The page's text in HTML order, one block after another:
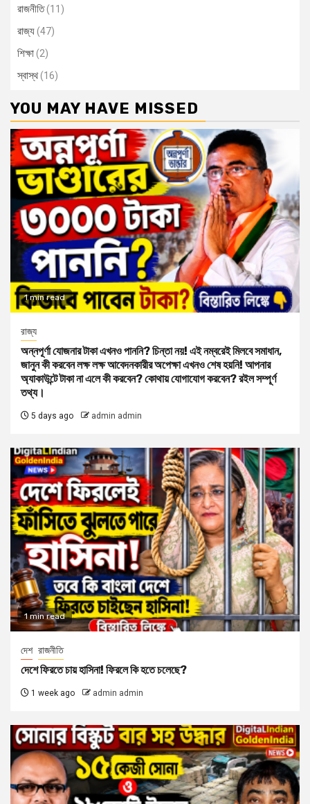
রাজনীতি(11)
রাজ্য(47)
শিক্ষা(2)
স্বাস্থ(16)
YOU MAY HAVE MISSED
1 min read
রাজ্য
অন্নপূর্ণা যোজনার টাকা এখনও পাননি? চিন্তা নয়! এই নম্বরেই মিলবে সমাধান,
জানুন কী করবেন লক্ষ লক্ষ আবেদনকারীর অপেক্ষা এখনও শেষ হয়নি! আপনার
অ্যাকাউন্টে টাকা না এলে কী করবেন? কোথায় যোগাযোগ করবেন? রইল সম্পূর্ণ
তথ্য।
5 days ago admin admin
1 min read
দেশ রাজনীতি
দেশে ফিরতে চায় হাসিনা! ফিরলে কি হতে চলেছে?
1 week ago admin admin